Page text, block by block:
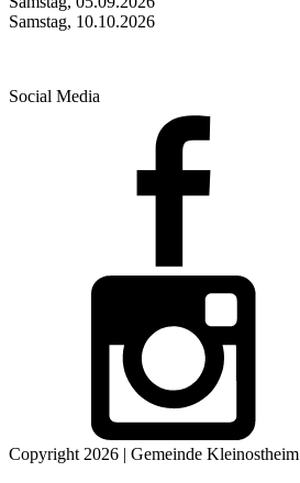
Samstag, 10.10.2026
Social Media
Copyright 2026 | Gemeinde Kleinostheim